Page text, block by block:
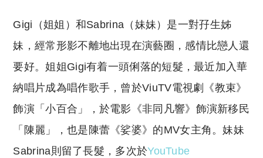
Gigi（姐姐）和Sabrina（妹妹）是一對孖生姊
妹，經常形影不離地出現在演藝圈，感情比戀人還
要好。姐姐Gigi有着一頭俐落的短髮，最近加入華
納唱片成為唱作歌手，曾於ViuTV電視劇《教束》
飾演「小百合」，於電影《非同凡響》飾演新移民
「陳麗」，也是陳蕾《娑婆》的MV女主角。妹妹
Sabrina則留了長髮，多次於YouTube